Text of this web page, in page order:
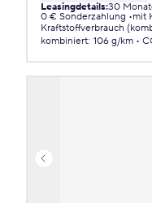
Leasingdetails:30
0 € Sonderzahlung
mit
Kraftstoffverbrauch
kombiniert: 106 g/km